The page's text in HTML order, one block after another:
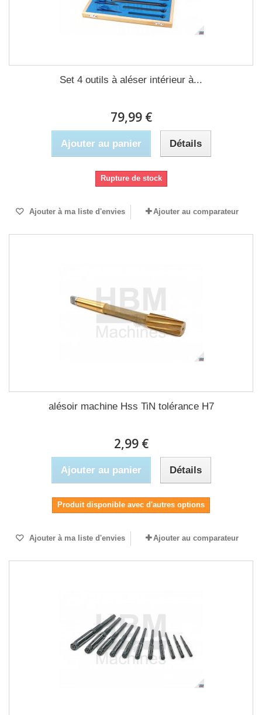
Set 4 outils à aléser intérieur à...
79,99 €
Ajouter au panier Détails
Rupture de stock
Ajouter à ma liste d'envies Ajouter au comparateur
alésoir machine Hss TiN tolérance H7
2,99 €
Ajouter au panier Détails
Produit disponible avec d'autres options
Ajouter à ma liste d'envies Ajouter au comparateur